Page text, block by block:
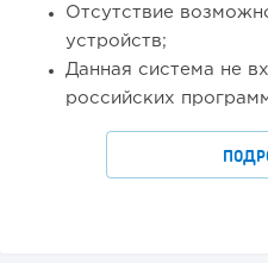
Отсутствие
устройств;
Данная система не
российских